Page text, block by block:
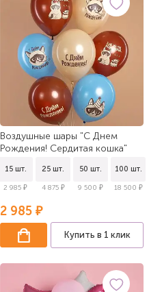
Воздушные шары "С Днем
Рождения! Сердитая кошка"
15 шт.
2 985 ₽
25 шт.
4 875 ₽
50 шт.
9 500 ₽
100 шт.
18 500 ₽
2 985 ₽
Купить в 1 клик